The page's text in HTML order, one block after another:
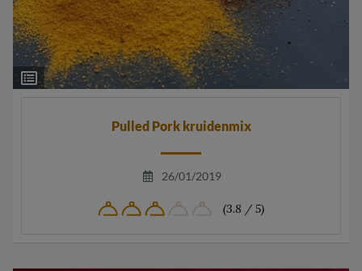
Ingrediëntenlijst
Pulled Pork kruidenmix
26/01/2019
(3.8 / 5)